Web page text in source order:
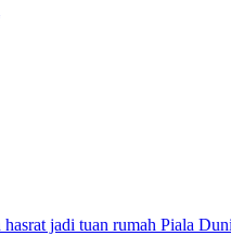
jadi tuan rumah Piala